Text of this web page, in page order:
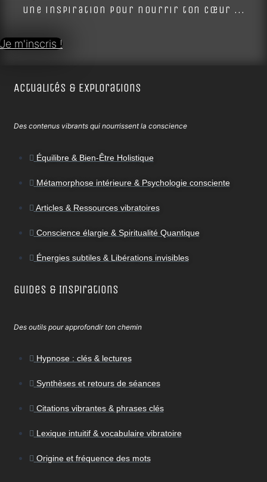
une inspiration pour nourrir ton cœur ...
Je m'inscris !
Actualités & Explorations
Des contenus vibrants qui nourrissent la conscience
Équilibre & Bien-Être Holistique
Métamorphose intérieure & Psychologie consciente
Articles & Ressources vibratoires
Conscience élargie & Spiritualité Quantique
Énergies subtiles & Libérations invisibles
Guides & Inspirations
Des outils pour approfondir ton chemin
Hypnose : clés & lectures
Synthèses et retours de séances
Citations vibrantes & phrases clés
Lexique intuitif & vocabulaire vibratoire
Origine et fréquence des mots